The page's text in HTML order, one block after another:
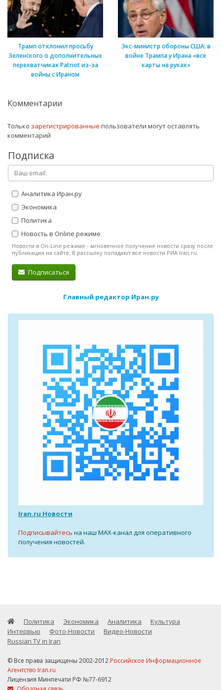
Трамп отклонил просьбу
Зеленского о дополнительных
перехватчиках Patriot из-за
войны с Ираном
Экс-министр обороны США: в
войне Трампа у Ирана «все
карты на руках»
Комментарии
Только зарегистрированные пользователи могут оставлять
комментарий
Подписка
Аналитика Иран.ру
Экономика
Политика
Новость в Online режиме
Новости в On-Line режиме - мгновенное получение новости сразу после
публикации на сайте. В рассылку попадают все новости РИА Iran.ru.
Подписаться
Главный редактор Иран.ру
Iran.ru Новости
Подписывайтесь на наш MAX-канал для оперативного
получения новостей.
Политика Экономика Аналитика
Культура
Интервью
Фото-Новости
Видео-Новости
Russian TV in Iran
© Все права защищены 2002-2012 Российское Информационное
Агентство Iran.ru
Лицензия Минпечати РФ №77-6912